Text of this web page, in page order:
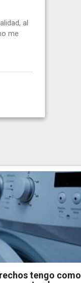
al
me
tengo como